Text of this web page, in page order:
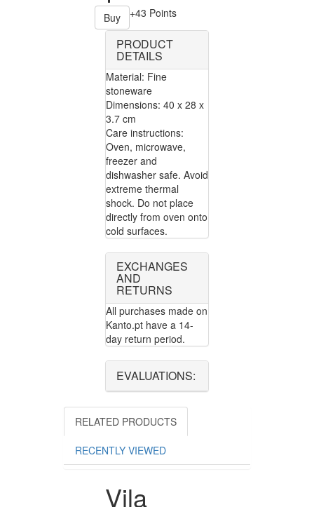
Buy +43 Points
PRODUCT
DETAILS
Material: Fine
stoneware
Dimensions: 40 x 28 x
3.7 cm
Care instructions:
Oven, microwave,
freezer and
dishwasher safe. Avoid
extreme thermal
shock. Do not place
directly from oven onto
cold surfaces.
EXCHANGES
AND
RETURNS
All purchases made on
Kanto.pt have a 14-
day return period.
EVALUATIONS:
RELATED PRODUCTS
RECENTLY VIEWED
Vila